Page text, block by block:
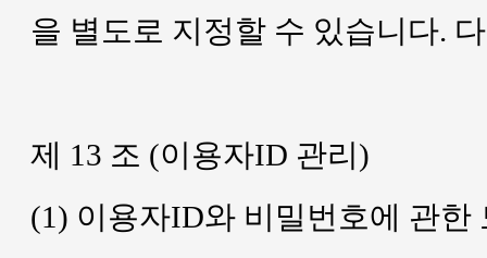
을 별도로 지정할 수 있습니다.
제 13 조 (이용자ID 관리)
(1) 이용자ID와 비밀번호에 관